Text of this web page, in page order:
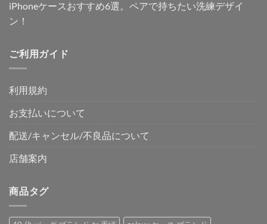
iPhoneケースおすすめ6選。ペアで持ちたい洗練デザイ
ン！
ご利用ガイド
利用規約
お支払いについて
配送/キャンセル/不良品について
店舗案内
商品タグ